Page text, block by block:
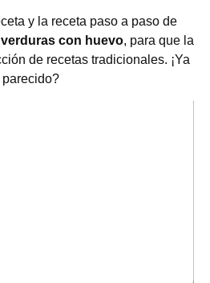
y la receta paso a paso de
con huevo, para que la
de recetas tradicionales. ¡Ya
parecido?